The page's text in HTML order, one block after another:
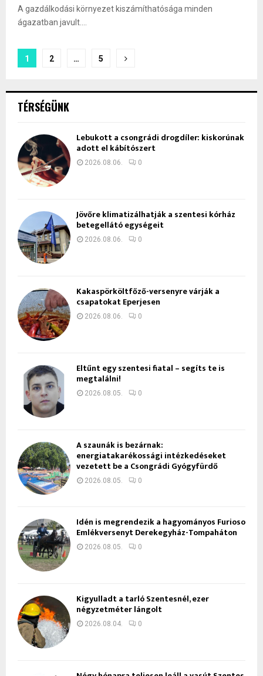
A gazdálkodási környezet kiszámíthatósága minden
ágazatban javult....
Bejegyzések
1 2 … 5
TÉRSÉGÜNK
Lebukott a csongrádi drogdíler: kiskorúnak
adott el kábítószert
2026.08.06. 0
Jövőre klimatizálhatják a szentesi kórház
betegellátó egységeit
2026.08.06. 0
Kakaspörköltfőző-versenyre várják a
csapatokat Eperjesen
2026.08.06. 0
Eltűnt egy szentesi fiatal – segíts te is
megtalálni!
2026.08.05. 0
A szaunák is bezárnak:
energiatakarékossági intézkedéseket
vezetett be a Csongrádi Gyógyfürdő
2026.08.05. 0
Idén is megrendezik a hagyományos Furioso
Emlékversenyt Derekegyház-Tompaháton
2026.08.05. 0
Kigyulladt a tarló Szentesnél, ezer
négyzetméter lángolt
2026.08.04. 0